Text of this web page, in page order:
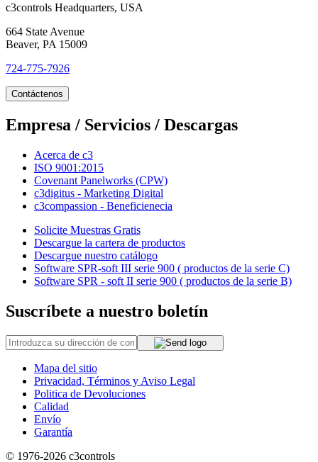
c3controls Headquarters, USA
664 State Avenue
Beaver, PA 15009
724-775-7926
Contáctenos
Empresa / Servicios / Descargas
Acerca de c3
ISO 9001:2015
Covenant Panelworks (CPW)
c3digitus - Marketing Digital
c3compassion - Beneficienecia
Solicite Muestras Gratis
Descargue la cartera de productos
Descargue nuestro catálogo
Software SPR-soft III serie 900 ( productos de la serie C)
Software SPR - soft II serie 900 ( productos de la serie B)
Suscríbete a nuestro boletín
Mapa del sitio
Privacidad, Términos y Aviso Legal
Politica de Devoluciones
Calidad
Envío
Garantía
© 1976-2026 c3controls